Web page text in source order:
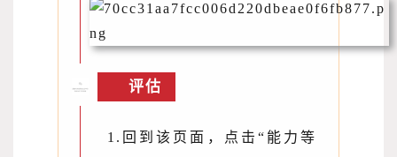
评估
1.回到该页面，点击“能力等